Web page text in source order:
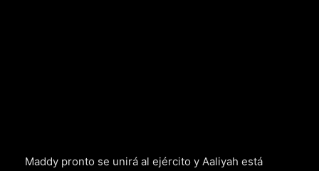
Maddy pronto se unirá al ejército y Aaliyah está